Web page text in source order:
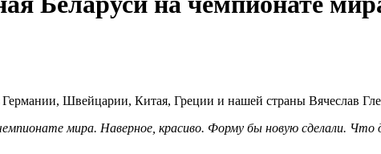
Швейцарии, Китая, Греции и нашей страны Вячеслав
мира. Наверное, красиво. Форму бы новую сделали.